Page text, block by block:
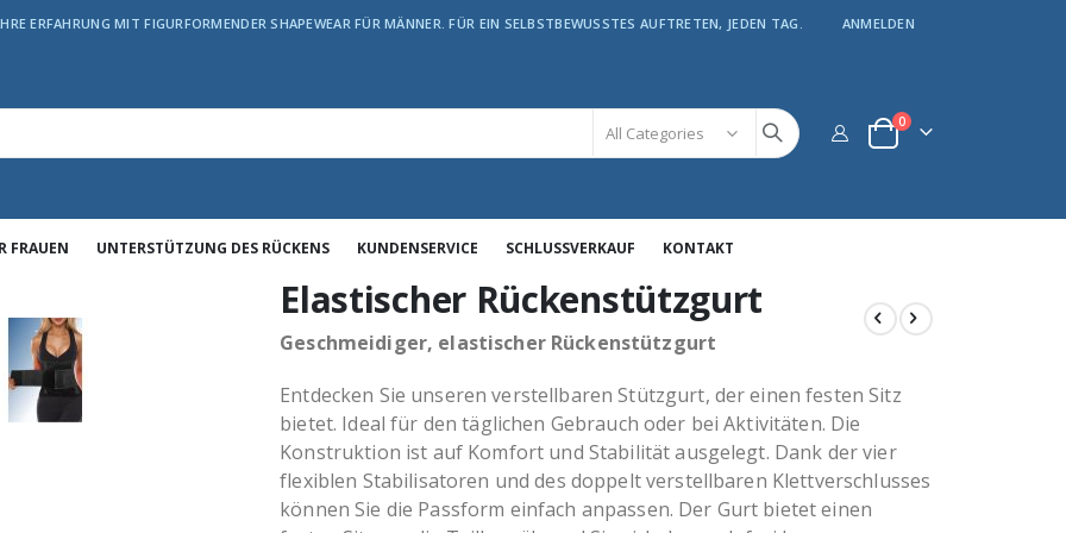
ERFAHRUNG MIT FIGURFORMENDER SHAPEWEAR FÜR MÄNNER. FÜR EIN SELBSTBEWUSSTES AUFTRETEN, JEDEN TAG. ANMELDEN
Warenkorb
0Artikel
FRAUEN UNTERSTÜTZUNG DES RÜCKENS KUNDENSERVICE SCHLUSSVERKAUF KONTAKT
Elastischer Rückenstützgurt
Geschmeidiger, elastischer Rückenstützgurt
Entdecken Sie unseren verstellbaren Stützgurt, der einen festen Sitz
bietet. Ideal für den täglichen Gebrauch oder bei Aktivitäten. Die
Konstruktion ist auf Komfort und Stabilität ausgelegt. Dank der vier
flexiblen Stabilisatoren und des doppelt verstellbaren Klettverschlusses
können Sie die Passform einfach anpassen. Der Gurt bietet einen